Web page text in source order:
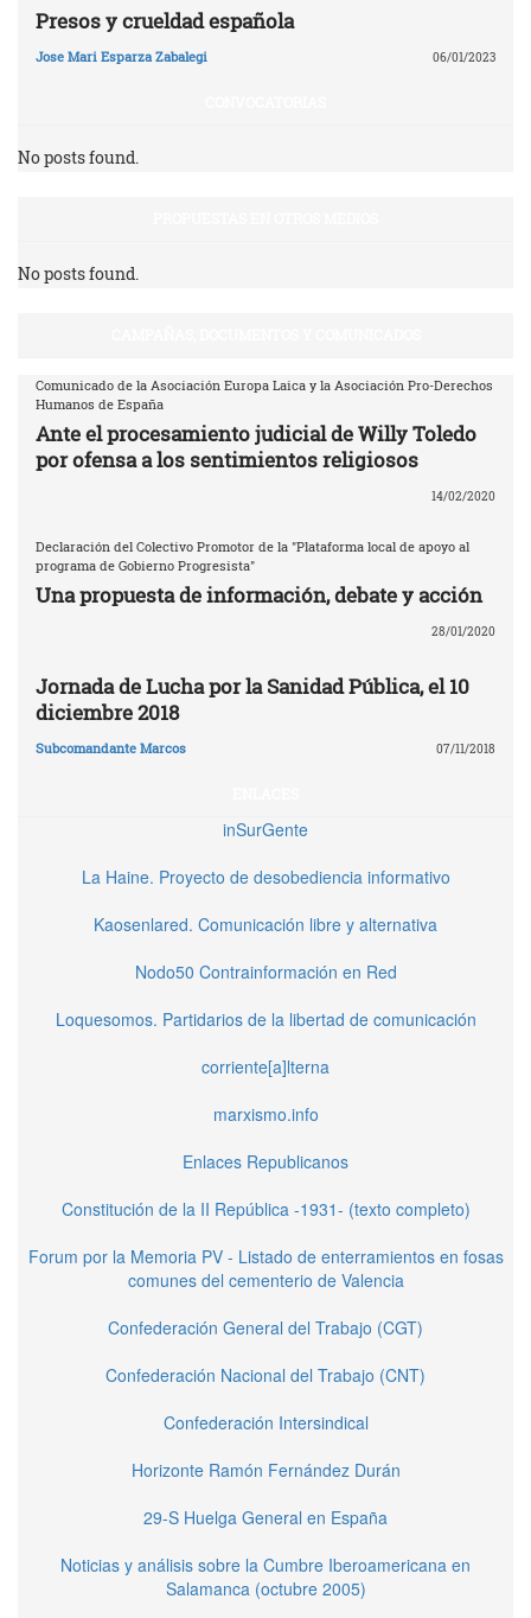
Presos y crueldad española
Jose Mari Esparza Zabalegi 06/01/2023
No posts found.
No posts found.
Comunicado de la Asociación Europa Laica y la Asociación Pro-Derechos
Humanos de España
Ante el procesamiento judicial de Willy Toledo
por ofensa a los sentimientos religiosos
14/02/2020
Declaración del Colectivo Promotor de la "Plataforma local de apoyo al
programa de Gobierno Progresista"
Una propuesta de información, debate y acción
28/01/2020
Jornada de Lucha por la Sanidad Pública, el 10
diciembre 2018
Subcomandante Marcos 07/11/2018
inSurGente
La Haine. Proyecto de desobediencia informativo
Kaosenlared. Comunicación libre y alternativa
Nodo50 Contrainformación en Red
Loquesomos. Partidarios de la libertad de comunicación
corriente[a]lterna
marxismo.info
Enlaces Republicanos
Constitución de la II República -1931- (texto completo)
Forum por la Memoria PV - Listado de enterramientos en fosas
comunes del cementerio de Valencia
Confederación General del Trabajo (CGT)
Confederación Nacional del Trabajo (CNT)
Confederación Intersindical
Horizonte Ramón Fernández Durán
29-S Huelga General en España
Noticias y análisis sobre la Cumbre Iberoamericana en
Salamanca (octubre 2005)